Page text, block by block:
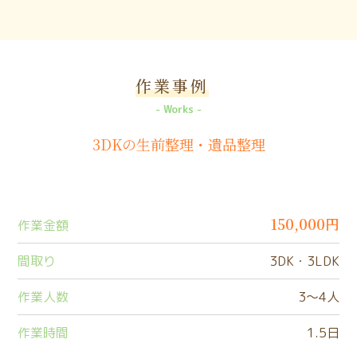
作業事例
Works
3DKの生前整理・遺品整理
作業金額 150,000円
間取り 3DK・3LDK
作業人数 3〜4人
作業時間 1.5日